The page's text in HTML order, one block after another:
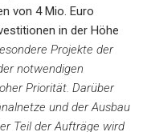
von 4 Mio. Euro
in der Höhe
Projekte der
notwendigen
Priorität. Darüber
und der Ausbau
Teil der Aufträge wird